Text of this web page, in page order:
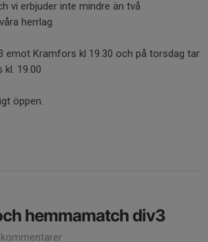
vi erbjuder inte mindre än två
herrlag.
emot Kramfors kl 19.30 och på torsdag tar
kl. 19.00
öppen.
hemmamatch div3